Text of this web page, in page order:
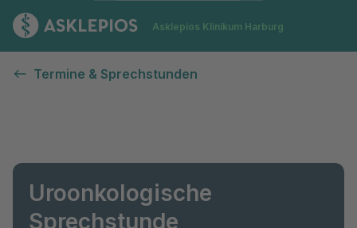
Zur Startseite
Asklepios Klinikum Harburg
Termine & Sprechstunden
Uroonkologische
Sprechstunde